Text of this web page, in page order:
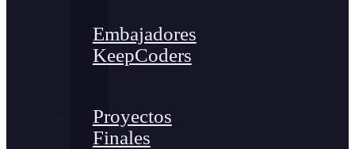
Embajadores
KeepCoders
Proyectos
Finales